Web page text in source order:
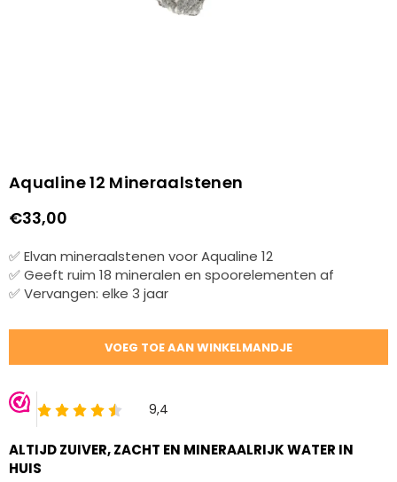
Aqualine 12 Mineraalstenen
Normale
€33,00
✅ Elvan mineraalstenen voor Aqualine 12
✅ Geeft ruim 18 mineralen en spoorelementen af
✅ Vervangen: elke 3 jaar
VOEG TOE AAN WINKELMANDJE
ALTIJD ZUIVER, ZACHT EN MINERAALRIJK WATER IN
HUIS